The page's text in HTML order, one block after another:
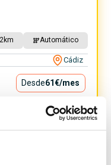
km Automático
Cádiz
Desde61€/mes